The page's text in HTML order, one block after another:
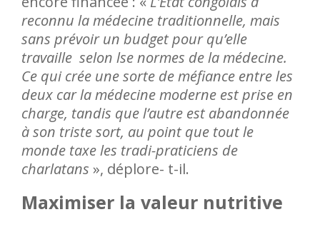
reconnu la médecine traditionnelle, mais
sans prévoir un budget pour qu’elle
travaille selon lse normes de la médecine.
Ce qui crée une sorte de méfiance entre les
deux car la médecine moderne est prise en
charge, tandis que l’autre est abandonnée
à son triste sort, au point que tout le
monde taxe les tradi-praticiens de
charlatans », déplore- t-il.
Maximiser la valeur nutritive